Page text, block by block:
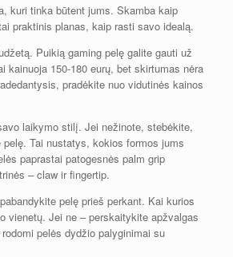
kuri tinka būtent jums. Skamba kaip
praktinis planas, kaip rasti savo idealą.
Puikią gaming pelę galite gauti už
kainuoja 150-180 eurų, bet skirtumas nėra
pradėkite nuo vidutinės kainos
laikymo stilį. Jei nežinote, stebėkite,
Tai nustatys, kokios formos jums
paprastai patogesnės palm grip
– claw ir fingertip.
pelę prieš perkant. Kai kurios
vienetų. Jei ne – perskaitykite apžvalgas
pelės dydžio palyginimai su